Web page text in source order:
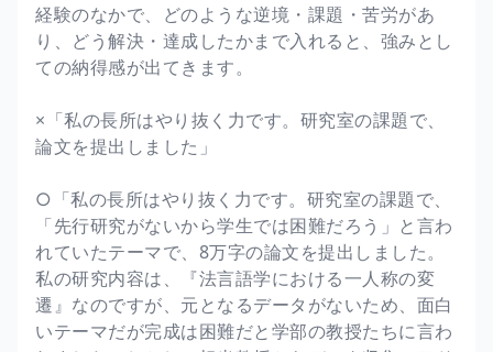
経験のなかで、どのような逆境・課題・苦労があ
り、どう解決・達成したかまで入れると、強みとし
ての納得感が出てきます。
×「私の長所はやり抜く力です。研究室の課題で、
論文を提出しました」
○「私の長所はやり抜く力です。研究室の課題で、
「先行研究がないから学生では困難だろう」と言わ
れていたテーマで、8万字の論文を提出しました。
私の研究内容は、『法言語学における一人称の変
遷』なのですが、元となるデータがないため、面白
いテーマだが完成は困難だと学部の教授たちに言わ